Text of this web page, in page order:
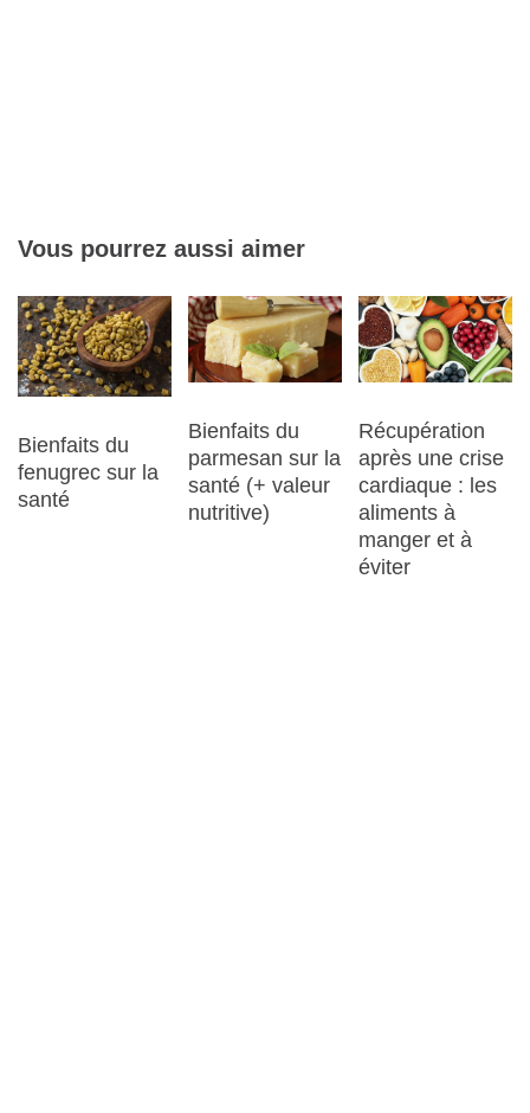
Vous pourrez aussi aimer
Bienfaits du
fenugrec sur la
santé
Bienfaits du
parmesan sur la
santé (+ valeur
nutritive)
Récupération
après une crise
cardiaque : les
aliments à
manger et à
éviter